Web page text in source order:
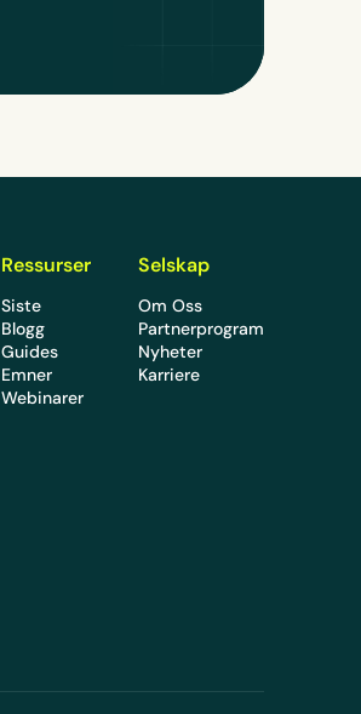
Ressurser
Siste
Blogg
Guides
Emner
Webinarer
Selskap
Om Oss
Partnerprogram
Nyheter
Karriere